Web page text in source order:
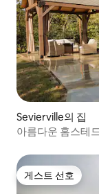
Sevierville의 집
아름다운 홈스테
게스트 선호
게스트 선호